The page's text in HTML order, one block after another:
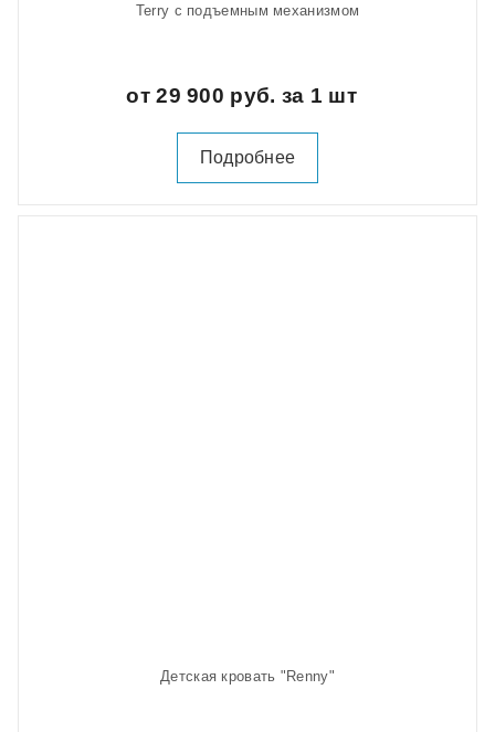
Terry с подъемным механизмом
от 29 900 руб. за 1 шт
Подробнее
Детская кровать "Renny"